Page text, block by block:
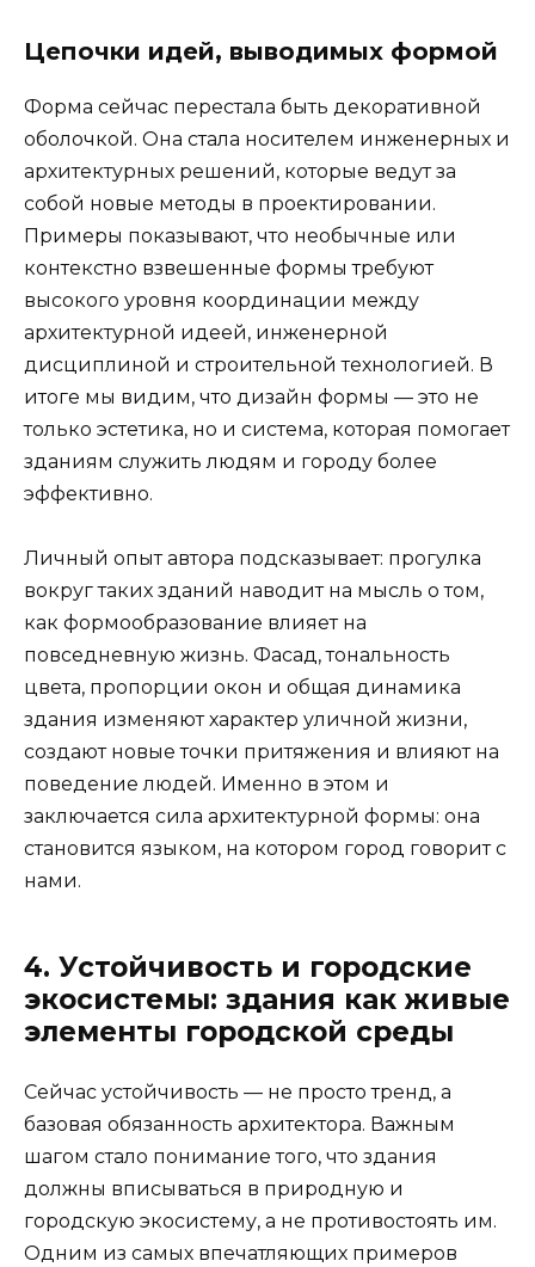
Цепочки идей, выводимых формой
Форма сейчас перестала быть декоративной
оболочкой. Она стала носителем инженерных и
архитектурных решений, которые ведут за
собой новые методы в проектировании.
Примеры показывают, что необычные или
контекстно взвешенные формы требуют
высокого уровня координации между
архитектурной идеей, инженерной
дисциплиной и строительной технологией. В
итоге мы видим, что дизайн формы — это не
только эстетика, но и система, которая помогает
зданиям служить людям и городу более
эффективно.
Личный опыт автора подсказывает: прогулка
вокруг таких зданий наводит на мысль о том,
как формообразование влияет на
повседневную жизнь. Фасад, тональность
цвета, пропорции окон и общая динамика
здания изменяют характер уличной жизни,
создают новые точки притяжения и влияют на
поведение людей. Именно в этом и
заключается сила архитектурной формы: она
становится языком, на котором город говорит с
нами.
4. Устойчивость и городские
экосистемы: здания как живые
элементы городской среды
Сейчас устойчивость — не просто тренд, а
базовая обязанность архитектора. Важным
шагом стало понимание того, что здания
должны вписываться в природную и
городскую экосистему, а не противостоять им.
Одним из самых впечатляющих примеров